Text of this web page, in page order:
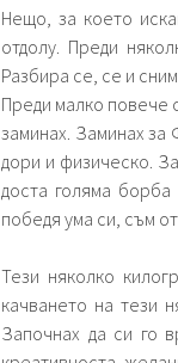
Нещо, за което
отдолу. Преди
Разбира се, се и
Преди малко повече
заминах. Заминах
дори и физическо.
доста голяма
победя ума си, съм
Тези няколко
качването на тези
Започнах да си го